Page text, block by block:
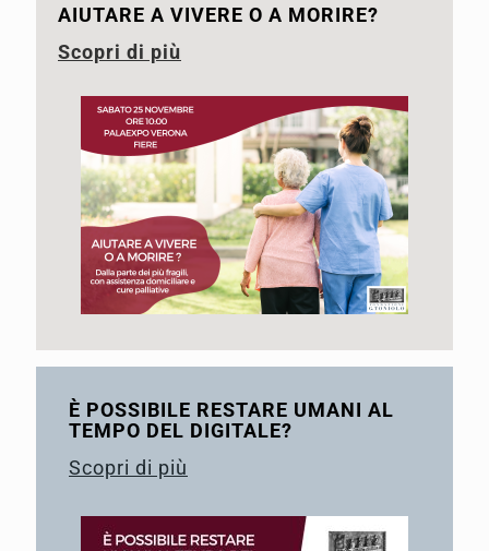
AIUTARE A VIVERE O A MORIRE?
Scopri di più
È POSSIBILE RESTARE UMANI AL
TEMPO DEL DIGITALE?
Scopri di più